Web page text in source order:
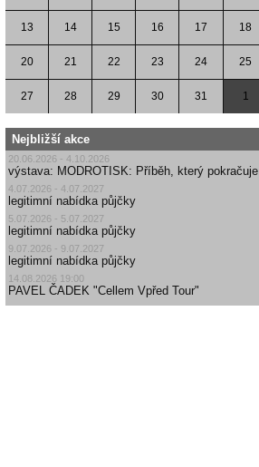
13 14 15 16 17 18
20 21 22 23 24 25
27 28 29 30 31 1
Nejbližší akce
20.06.2026 - 4.10.2026
výstava: MODROTISK: Příběh, který pokračuje
4.07.2026 - 4.07.2027
legitimní nabídka půjčky
5.07.2026 - 5.07.2027
legitimní nabídka půjčky
9.07.2026 - 9.07.2027
legitimní nabídka půjčky
14.08.2026 19:00
PAVEL ČADEK "Cellem Vpřed Tour"